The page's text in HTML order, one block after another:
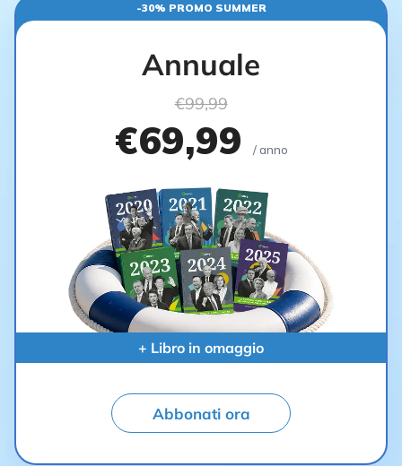
-30% PROMO SUMMER
Annuale
€99,99
€69,99 / anno
+ Libro in omaggio
Abbonati ora